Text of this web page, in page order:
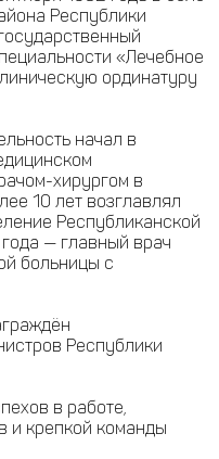
Республики
«Лечебное
ординатуру
начал в
хирургом в
10 лет возглавлял
Республиканской
— главный врач
больницы с
Республики
в работе,
и крепкой команды